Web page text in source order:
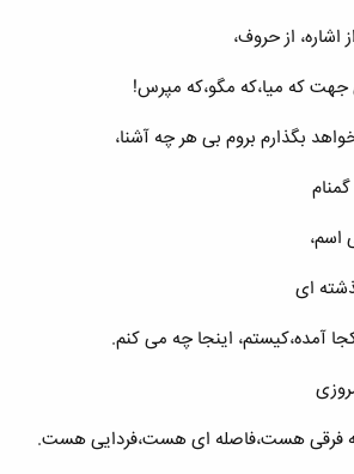
اشاره، از حروف،
جهت که میا،که مگو،که مپرس!
بگذارم بروم بی هر چه آشنا،
اسم،
ای
کجا آمده،کیستم، اینجا چه می کنم.
که فرقی هست،فاصله ای هست،فردایی هست.